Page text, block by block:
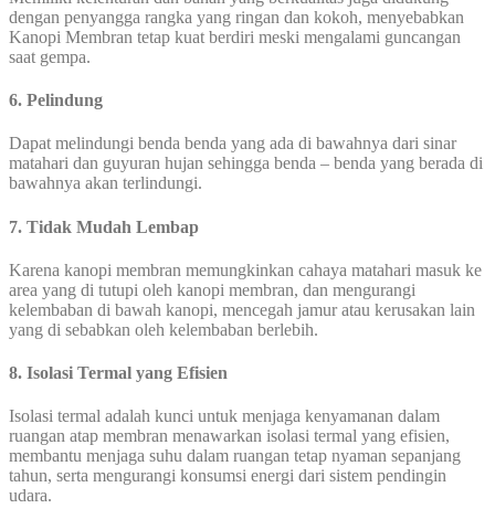
dengan penyangga rangka yang ringan dan kokoh, menyebabkan
Kanopi Membran tetap kuat berdiri meski mengalami guncangan
saat gempa.
6. Pelindung
Dapat melindungi benda benda yang ada di bawahnya dari sinar
matahari dan guyuran hujan sehingga benda – benda yang berada di
bawahnya akan terlindungi.
7. Tidak Mudah Lembap
Karena kanopi membran memungkinkan cahaya matahari masuk ke
area yang di tutupi oleh kanopi membran, dan mengurangi
kelembaban di bawah kanopi, mencegah jamur atau kerusakan lain
yang di sebabkan oleh kelembaban berlebih.
8. Isolasi Termal yang Efisien
Isolasi termal adalah kunci untuk menjaga kenyamanan dalam
ruangan atap membran menawarkan isolasi termal yang efisien,
membantu menjaga suhu dalam ruangan tetap nyaman sepanjang
tahun, serta mengurangi konsumsi energi dari sistem pendingin
udara.